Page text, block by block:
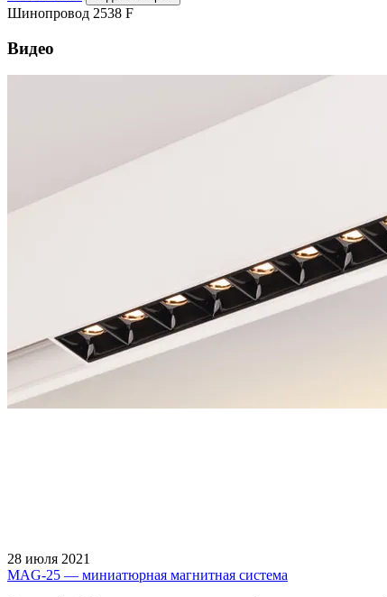
Шинопровод 2538 F
Видео
28 июля 2021
MAG-25 — миниатюрная магнитная система